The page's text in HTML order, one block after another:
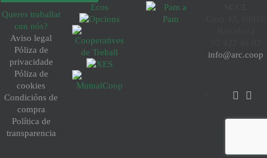
Queres traballar
con nós?
Aviso legal
Póliza de
privacidade
Póliza de
cookies
Condicións de
compra
Política de
transparencia
info@arc.coop